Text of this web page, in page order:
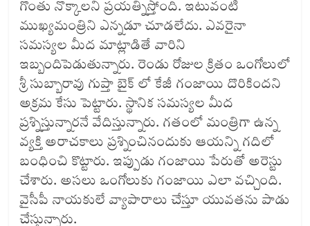
గొంతు నొక్కాలని ప్రయత్నిస్తోంది. ఇటువంటి
ముఖ్యమంత్రిని ఎన్నడూ చూడలేదు. ఎవరైనా
సమస్యల మీద మాట్లాడితే వారిని
ఇబ్బందిపెడుతున్నారు. రెండు రోజుల క్రితం ఒంగోలులో
శ్రీ సుబ్బారావు గుప్తా బైక్ లో కేజీ గంజాయి దొరికిందని
అక్రమ కేసు పెట్టారు. స్థానిక సమస్యల మీద
ప్రశ్నిస్తున్నారనే వేదిస్తున్నారు. గతంలో మంత్రిగా ఉన్న
వ్యక్తి అరాచకాలు ప్రశ్నించినందుకు ఆయన్ని గదిలో
బంధించి కొట్టారు. ఇప్పుడు గంజాయి పేరుతో అరెస్టు
చేశారు. అసలు ఒంగోలుకు గంజాయి ఎలా వచ్చింది.
వైసీపీ నాయకులే వ్యాపారాలు చేస్తూ యువతను పాడు
చేస్తున్నారు.